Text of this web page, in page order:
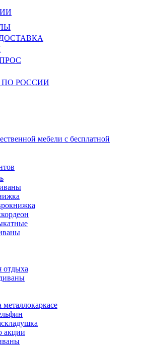
РОССИИ
мебели с бесплатной
отдыха
акции